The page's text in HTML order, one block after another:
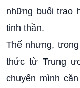
những buổi trao
tinh thần.
Thế nhưng,
thức từ Trung
chuyển mình